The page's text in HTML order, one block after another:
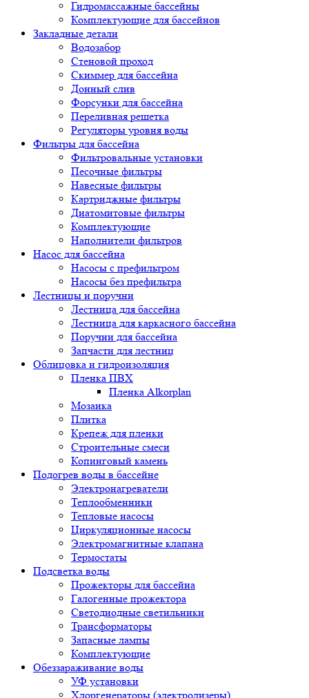
Гидромассажные бассейны
Комплектующие для бассейнов
Закладные детали
Водозабор
Стеновой проход
Скиммер для бассейна
Донный слив
Форсунки для бассейна
Переливная решетка
Регуляторы уровня воды
Фильтры для бассейна
Фильтровальные установки
Песочные фильтры
Навесные фильтры
Картриджные фильтры
Диатомитовые фильтры
Комплектующие
Наполнители фильтров
Насос для бассейна
Насосы с префильтром
Насосы без префильтра
Лестницы и поручни
Лестница для бассейна
Лестница для каркасного бассейна
Поручни для бассейна
Запчасти для лестниц
Облицовка и гидроизоляция
Пленка ПВХ
Пленка Alkorplan
Мозаика
Плитка
Крепеж для пленки
Строительные смеси
Копинговый камень
Подогрев воды в бассейне
Электронагреватели
Теплообменники
Тепловые насосы
Циркуляционные насосы
Электромагнитные клапана
Термостаты
Подсветка воды
Прожекторы для бассейна
Галогенные прожектора
Светодиодные светильники
Трансформаторы
Запасные лампы
Комплектующие
Обеззараживание воды
УФ установки
Хлоргенераторы (электролизеры)